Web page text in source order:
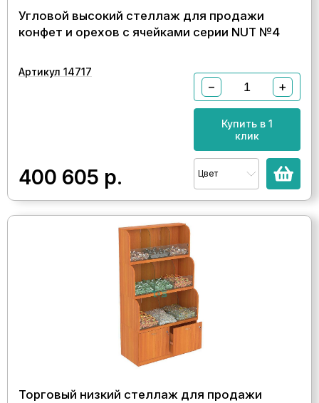
Угловой высокий стеллаж для продажи
конфет и орехов с ячейками серии NUT №4
Артикул 14717
400 605 р.
− +
Купить в 1
клик
Цвет
Торговый низкий стеллаж для продажи